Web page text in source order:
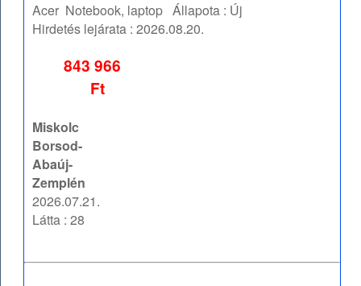
Acer Notebook, laptop Állapota : Új
Hirdetés lejárata :2026.08.20.
843 966
Ft
Miskolc
Borsod-
Abaúj-
Zemplén
2026.07.21.
Látta : 28